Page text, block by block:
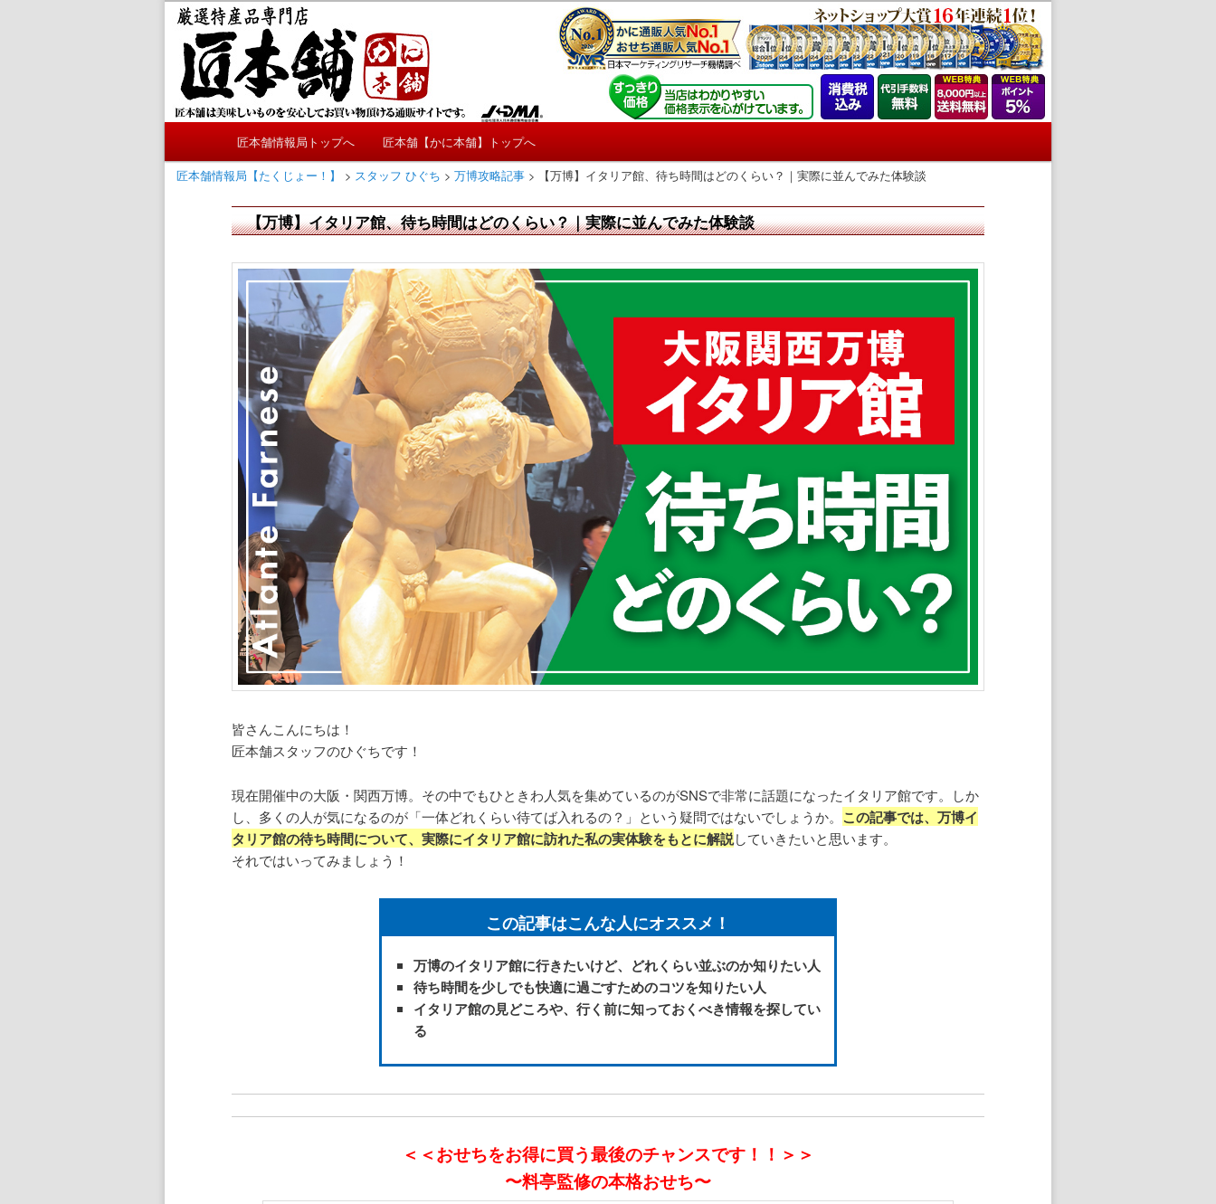
匠本舗情報局【たくじょー！】
かにやおせちについてのおもしろ情報や興味深い記事をお届けします。
ン
メ
ン
コ
ン
テ
ン
ツ
へ
移
動
匠本舗情報局トップへ
匠本舗【かに本舗】トップへ
匠本舗情報局【たくじょー！】
> スタッフ ひぐち > 万博攻略記事> 【万博】イタリア館、待ち時間はどのくらい？｜実際に並んでみた体験談
【万博】イタリア館、待ち時間はどのくらい？｜実際に並んでみた体験談
皆さんこんにちは！
匠本舗スタッフのひぐちです！
現在開催中の大阪・関西万博。その中でもひときわ人気を集めているのがSNSで非常に話題になったイタリア館です。しか
し、多くの人が気になるのが「一体どれくらい待てば入れるの？」という疑問ではないでしょうか。 この記事では、万博イ
タリア館の待ち時間について、実際にイタリア館に訪れた私の実体験をもとに解説していきたいと思います。
それではいってみましょう！
この記事はこんな人にオススメ！
万博のイタリア館に行きたいけど、どれくらい並ぶのか知りたい人
待ち時間を少しでも快適に過ごすためのコツを知りたい人
イタリア館の見どころや、行く前に知っておくべき情報を探してい
る
＜＜おせちをお得に買う最後のチャンスです！！＞＞
〜料亭監修の本格おせち〜